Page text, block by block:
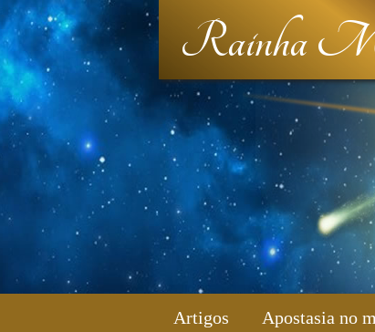
Rainha
Artigos Apostasia no